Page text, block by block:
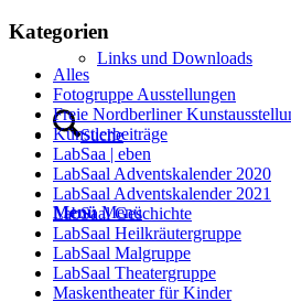
Links und Downloads
Suche
Menü Menü
Kategorien
Alles
Fotogruppe Ausstellungen
Freie Nordberliner
Künstlerbeiträge
LabSaa | eben
LabSaal Adventskalender 2020
LabSaal Adventskalender 2021
LabSaal Geschichte
LabSaal Heilkräutergruppe
LabSaal Malgruppe
LabSaal Theatergruppe
Maskentheater für Kinder